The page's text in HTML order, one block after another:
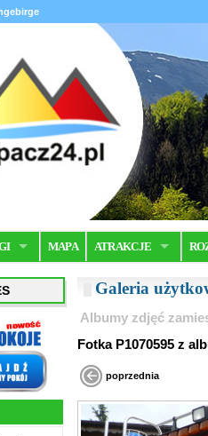
MAPA ATRAKCJE
Galeria
Albumy zdjęć
Fotka P1070595 z
poprzednia